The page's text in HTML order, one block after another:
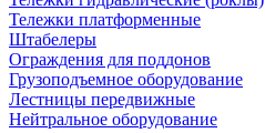
Тележки платформенные
Штабелеры
Ограждения для поддонов
Грузоподъемное оборудование
Лестницы передвижные
Нейтральное оборудование